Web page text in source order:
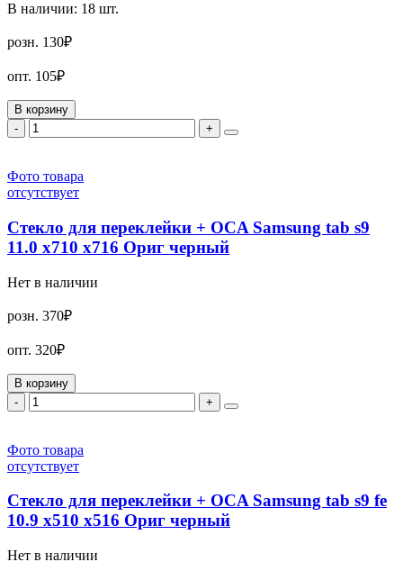
В наличии: 18 шт.
розн. 130₽
опт. 105₽
В корзину
-
+
Фото товара
отсутствует
Стекло для переклейки + OCA Samsung tab s9
11.0 x710 x716 Ориг черный
Нет в наличии
розн. 370₽
опт. 320₽
В корзину
-
+
Фото товара
отсутствует
Стекло для переклейки + OCA Samsung tab s9 fe
10.9 x510 x516 Ориг черный
Нет в наличии